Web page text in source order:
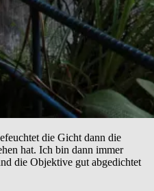
die Gicht dann die
hat. Ich bin dann immer
die Objektive gut abgedichtet